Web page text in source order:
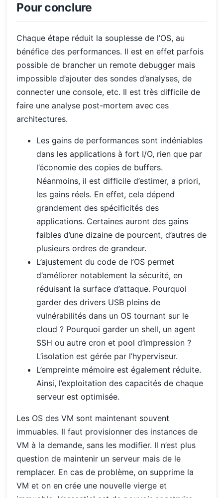
Pour conclure
Chaque étape réduit la souplesse de l’OS, au
bénéfice des performances. Il est en effet parfois
possible de brancher un remote debugger mais
impossible d’ajouter des sondes d’analyses, de
connecter une console, etc. Il est très difficile de
faire une analyse post-mortem avec ces
architectures.
Les gains de performances sont indéniables
dans les applications à fort I/O, rien que par
l’économie des copies de buffers.
Néanmoins, il est difficile d’estimer, a priori,
les gains réels. En effet, cela dépend
grandement des spécificités des
applications. Certaines auront des gains
faibles d’une dizaine de pourcent, d’autres de
plusieurs ordres de grandeur.
L’ajustement du code de l’OS permet
d’améliorer notablement la sécurité, en
réduisant la surface d’attaque. Pourquoi
garder des drivers USB pleins de
vulnérabilités dans un OS tournant sur le
cloud ? Pourquoi garder un shell, un agent
SSH ou autre cron et pool d’impression ?
L’isolation est gérée par l’hyperviseur.
L’empreinte mémoire est également réduite.
Ainsi, l’exploitation des capacités de chaque
serveur est optimisée.
Les OS des VM sont maintenant souvent
immuables. Il faut provisionner des instances de
VM à la demande, sans les modifier. Il n’est plus
question de maintenir un serveur mais de le
remplacer. En cas de problème, on supprime la
VM et on en crée une nouvelle vierge et